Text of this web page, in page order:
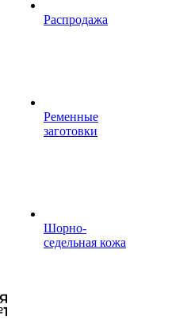
Распродажа
Ременные
заготовки
Шорно-
седельная кожа